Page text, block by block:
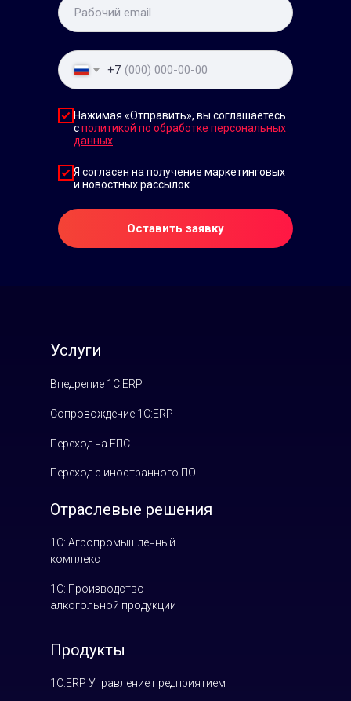
+7
Нажимая «Отправить», вы соглашаетесь
сполитикой по обработке персональных
данных
Я согласен на получение маркетинговых
и новостных рассылок
Оставить заявку
Услуги
Отраслевые решения
Продукты
1С: Агропромышленный
комплекс
1С: Производство
алкогольной продукции
1С:ERP Управление предприятием
Внедрение 1С:ERP
Сопровождение 1С:ERP
Переход на ЕПС
Переход с иностранного ПО